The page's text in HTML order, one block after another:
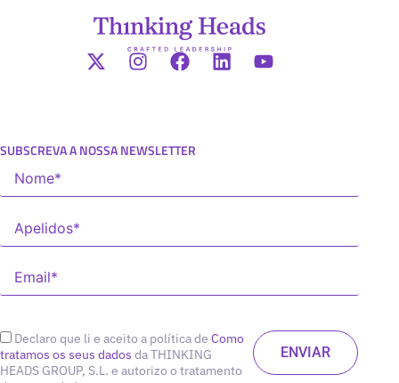
SUBSCREVA A NOSSA NEWSLETTER
Declaro que li e aceito a política de Como
tratamos os seus dados da THINKING
HEADS GROUP, S.L. e autorizo o tratamento